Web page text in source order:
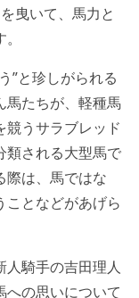
曳いて、馬力と
”と珍しがられる
馬たちが、軽種馬
競うサラブレッド
類される大型馬で
際は、馬ではな
ことなどがあげら
人騎手の吉田理人
への思いについて